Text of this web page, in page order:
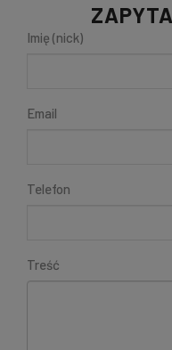
Imię (nick)
Email
Telefon
Treść